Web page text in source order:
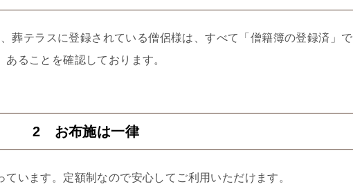
葬テラスに登録されている僧侶様は、すべて「僧籍簿の登録済」で
あることを確認しております。
2 お布施は一律
ています。定額制なので安心してご利用いただけます。